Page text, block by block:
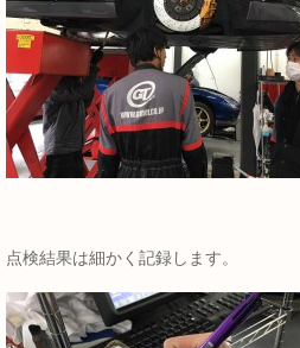
点検結果は細かく記録します。